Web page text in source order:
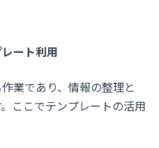
ート利用
業であり、情報の整理と
ここでテンプレートの活用